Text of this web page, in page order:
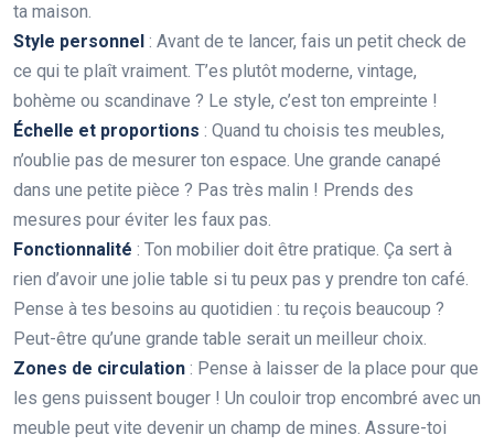
ta maison.
Style personnel : Avant de te lancer, fais un petit check de
ce qui te plaît vraiment. T’es plutôt moderne, vintage,
bohème ou scandinave ? Le style, c’est ton empreinte !
Échelle et proportions : Quand tu choisis tes meubles,
n’oublie pas de mesurer ton espace. Une grande canapé
dans une petite pièce ? Pas très malin ! Prends des
mesures pour éviter les faux pas.
Fonctionnalité : Ton mobilier doit être pratique. Ça sert à
rien d’avoir une jolie table si tu peux pas y prendre ton café.
Pense à tes besoins au quotidien : tu reçois beaucoup ?
Peut-être qu’une grande table serait un meilleur choix.
Zones de circulation : Pense à laisser de la place pour que
les gens puissent bouger ! Un couloir trop encombré avec un
meuble peut vite devenir un champ de mines. Assure-toi